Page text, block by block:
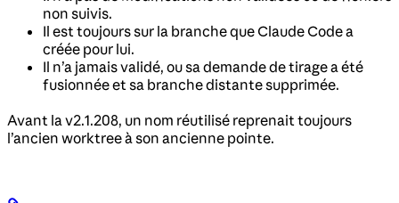
non suivis.
Il est toujours sur la branche que Claude Code a
créée pour lui.
Il n’a jamais validé, ou sa demande de tirage a été
fusionnée et sa branche distante supprimée.
Avant la v2.1.208, un nom réutilisé reprenait toujours
l’ancien worktree à son ancienne pointe.